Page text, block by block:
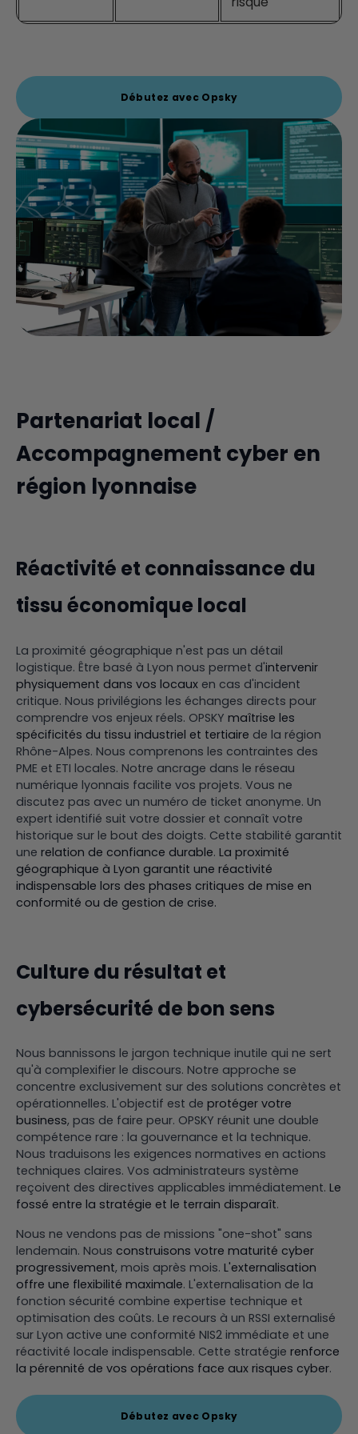
Débutez avec Opsky
Partenariat local /
Accompagnement cyber en
région lyonnaise
Réactivité et connaissance du
tissu économique local
La proximité géographique n'est pas un détail
logistique. Être basé à Lyon nous permet d'intervenir
physiquement dans vos locaux en cas d'incident
critique. Nous privilégions les échanges directs pour
comprendre vos enjeux réels. OPSKY maîtrise les
spécificités du tissu industriel et tertiaire de la région
Rhône-Alpes. Nous comprenons les contraintes des
PME et ETI locales. Notre ancrage dans le réseau
numérique lyonnais facilite vos projets. Vous ne
discutez pas avec un numéro de ticket anonyme. Un
expert identifié suit votre dossier et connaît votre
historique sur le bout des doigts. Cette stabilité garantit
une relation de confiance durable. La proximité
géographique à Lyon garantit une réactivité
indispensable lors des phases critiques de mise en
conformité ou de gestion de crise.
Culture du résultat et
cybersécurité de bon sens
Nous bannissons le jargon technique inutile qui ne sert
qu'à complexifier le discours. Notre approche se
concentre exclusivement sur des solutions concrètes et
opérationnelles. L'objectif est de protéger votre
business, pas de faire peur. OPSKY réunit une double
compétence rare : la gouvernance et la technique.
Nous traduisons les exigences normatives en actions
techniques claires. Vos administrateurs système
reçoivent des directives applicables immédiatement. Le
fossé entre la stratégie et le terrain disparaît.
Nous ne vendons pas de missions "one-shot" sans
lendemain. Nous construisons votre maturité cyber
progressivement, mois après mois. L'externalisation
offre une flexibilité maximale. L'externalisation de la
fonction sécurité combine expertise technique et
optimisation des coûts. Le recours à un RSSI externalisé
sur Lyon active une conformité NIS2 immédiate et une
réactivité locale indispensable. Cette stratégie renforce
la pérennité de vos opérations face aux risques cyber.
Débutez avec Opsky